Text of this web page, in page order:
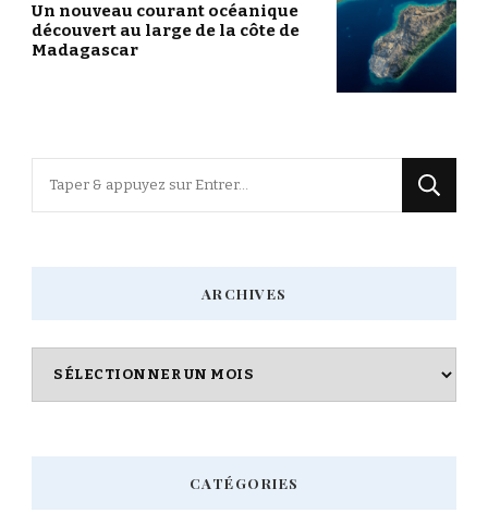
Un nouveau courant océanique
découvert au large de la côte de
Madagascar
ARCHIVES
Archives
CATÉGORIES